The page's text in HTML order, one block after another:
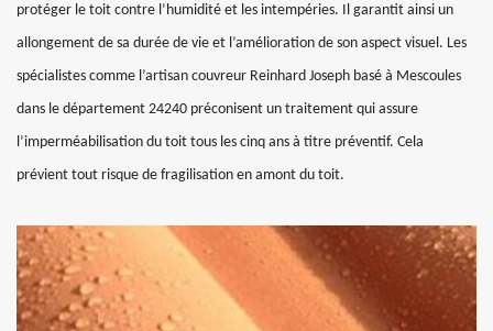
protéger le toit contre l’humidité et les intempéries. Il garantit ainsi un
allongement de sa durée de vie et l’amélioration de son aspect visuel. Les
spécialistes comme l’artisan couvreur Reinhard Joseph basé à Mescoules
dans le département 24240 préconisent un traitement qui assure
l’imperméabilisation du toit tous les cinq ans à titre préventif. Cela
prévient tout risque de fragilisation en amont du toit.